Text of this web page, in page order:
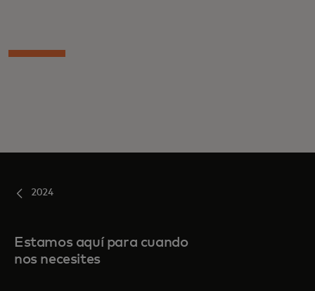
2024
Estamos aquí para cuando
nos necesites